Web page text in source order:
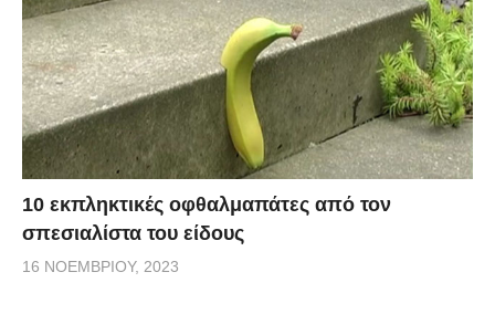
10 εκπληκτικές οφθαλμαπάτες από τον
σπεσιαλίστα του είδους
16 ΝΟΕΜΒΡΊΟΥ, 2023